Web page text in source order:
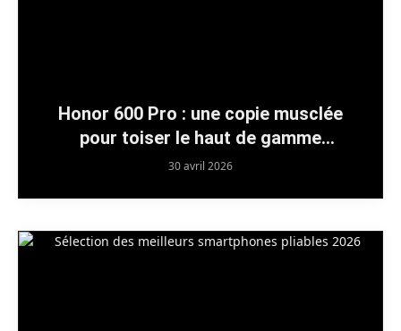
Honor 600 Pro : une copie musclée
pour toiser le haut de gamme
premium
30 avril 2026